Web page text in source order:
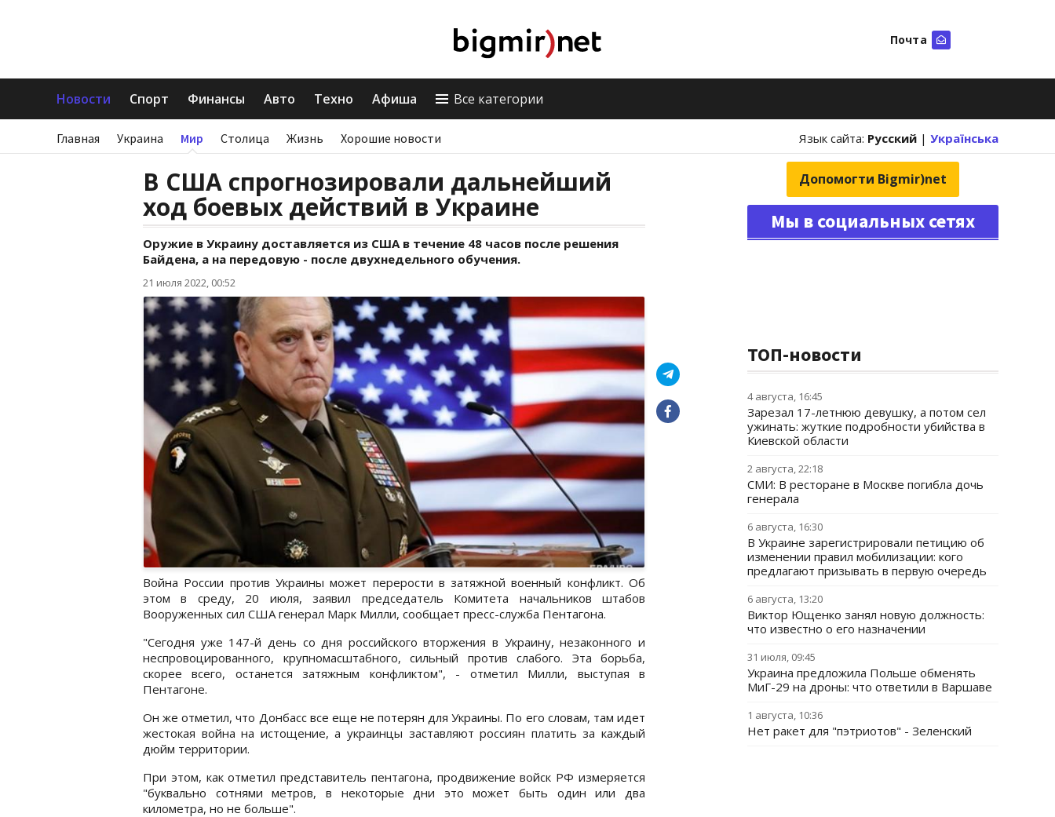
Почта
Новости Спорт Финансы Авто Техно Афиша Все категории
Главная Украина Мир Столица Жизнь Хорошие новости Язык сайта: Русский | Українська
В США спрогнозировали дальнейший
ход боевых действий в Украине
Оружие в Украину доставляется из США в течение 48 часов после решения
Байдена, а на передовую - после двухнедельного обучения.
21 июля 2022, 00:52
Война России против Украины может перерости в затяжной военный конфликт. Об
этом в среду, 20 июля, заявил председатель Комитета начальников штабов
Вооруженных сил США генерал Марк Милли, сообщает пресс-служба Пентагона.
"Сегодня уже 147-й день со дня российского вторжения в Украину, незаконного и
неспровоцированного, крупномасштабного, сильный против слабого. Эта борьба,
скорее всего, останется затяжным конфликтом", - отметил Милли, выступая в
Пентагоне.
Он же отметил, что Донбасс все еще не потерян для Украины. По его словам, там идет
жестокая война на истощение, а украинцы заставляют россиян платить за каждый
дюйм территории.
При этом, как отметил представитель пентагона, продвижение войск РФ измеряется
"буквально сотнями метров, в некоторые дни это может быть один или два
километра, но не больше".
Допомогти Bigmir)net
Мы в социальных сетях
ТОП-новости
4 августа, 16:45
Зарезал 17-летнюю девушку, а потом сел
ужинать: жуткие подробности убийства в
Киевской области
2 августа, 22:18
СМИ: В ресторане в Москве погибла дочь
генерала
6 августа, 16:30
В Украине зарегистрировали петицию об
изменении правил мобилизации: кого
предлагают призывать в первую очередь
6 августа, 13:20
Виктор Ющенко занял новую должность:
что известно о его назначении
31 июля, 09:45
Украина предложила Польше обменять
МиГ-29 на дроны: что ответили в Варшаве
1 августа, 10:36
Нет ракет для "пэтриотов" - Зеленский